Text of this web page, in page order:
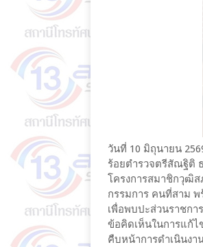
วันที่ 10 มิถุนายน
ร้อยตำรวจตรีสัณฐิติ
โครงการสมาชิกวุฒิ
กรรมการ คนที่สาม
เพื่อพบปะส่วนราชก
ข้อคิดเห็นในการแก้
คืบหน้าการดำเนินง